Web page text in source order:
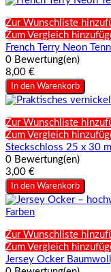
Zur Wunschliste
Zum Vergleich
French Terry Neon
0 Bewertung(en)
8,00 €
In den Warenkorb
Zur Wunschliste
Zum Vergleich
Steckschloss 25 x 30
0 Bewertung(en)
3,00 €
In den Warenkorb
Zur Wunschliste
Zum Vergleich
Jersey Ocker